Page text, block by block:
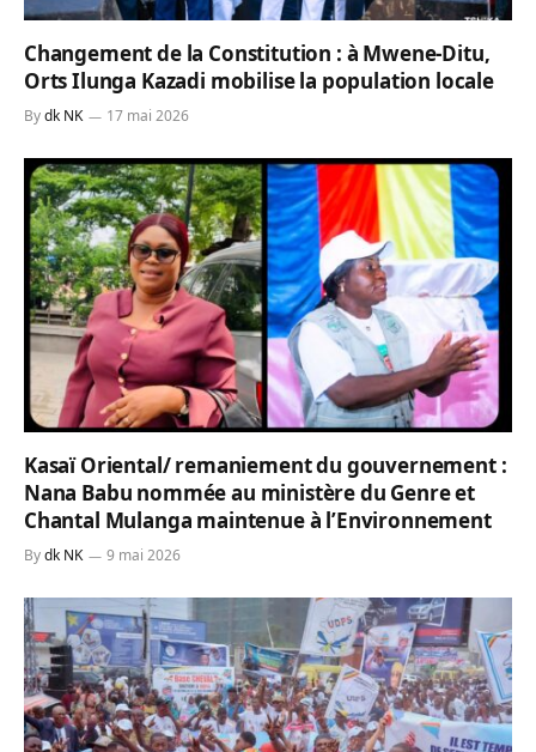
Changement de la Constitution : à Mwene-Ditu,
Orts Ilunga Kazadi mobilise la population locale
Bydk NK 17 mai 2026
Kasaï Oriental/ remaniement du gouvernement :
Nana Babu nommée au ministère du Genre et
Chantal Mulanga maintenue à l’Environnement
Bydk NK 9 mai 2026